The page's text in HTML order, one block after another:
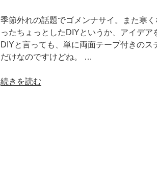
季節外れの話題でゴメンナサイ。また寒
ったちょっとしたDIYというか、アイデア
DIYと言っても、単に両面テープ付きのス
だけなのですけどね。 …
“折
続きを読む